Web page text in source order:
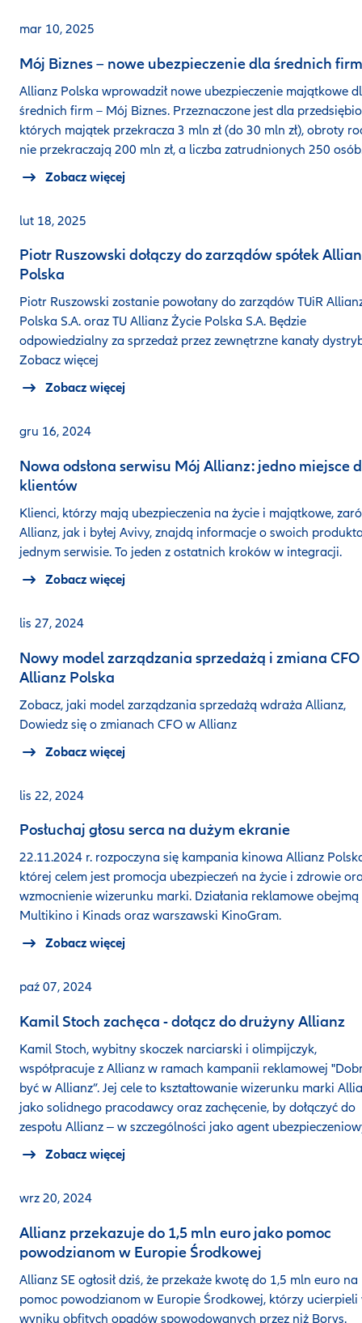
mar 10, 2025
Mój Biznes – nowe ubezpieczenie dla średnich firm
Allianz Polska wprowadził nowe ubezpieczenie majątkowe
średnich firm – Mój Biznes. Przeznaczone jest dla
których majątek przekracza 3 mln zł (do 30 mln zł), obroty
nie przekraczają 200 mln zł, a liczba zatrudnionych 250
Zobacz więcej
lut 18, 2025
Piotr Ruszowski dołączy do zarządów spółek
Polska
Piotr Ruszowski zostanie powołany do zarządów TUiR
Polska S.A. oraz TU Allianz Życie Polska S.A. Będzie
odpowiedzialny za sprzedaż przez zewnętrzne kanały
Zobacz więcej
Zobacz więcej
gru 16, 2024
Nowa odsłona serwisu Mój Allianz: jedno miejsce
klientów
Klienci, którzy mają ubezpieczenia na życie i majątkowe,
Allianz, jak i byłej Avivy, znajdą informacje o swoich
jednym serwisie. To jeden z ostatnich kroków w integracji.
Zobacz więcej
lis 27, 2024
Nowy model zarządzania sprzedażą i zmiana
Allianz Polska
Zobacz, jaki model zarządzania sprzedażą wdraża Allianz,
Dowiedz się o zmianach CFO w Allianz
Zobacz więcej
lis 22, 2024
Posłuchaj głosu serca na dużym ekranie
22.11.2024 r. rozpoczyna się kampania kinowa Allianz
której celem jest promocja ubezpieczeń na życie i zdrowie
wzmocnienie wizerunku marki. Działania reklamowe obejmą
Multikino i Kinads oraz warszawski KinoGram.
Zobacz więcej
paź 07, 2024
Kamil Stoch zachęca - dołącz do drużyny Allianz
Kamil Stoch, wybitny skoczek narciarski i olimpijczyk,
współpracuje z Allianz w ramach kampanii reklamowej
być w Allianz”. Jej cele to kształtowanie wizerunku marki
jako solidnego pracodawcy oraz zachęcenie, by dołączyć do
zespołu Allianz ‒ w szczególności jako agent
Zobacz więcej
wrz 20, 2024
Allianz przekazuje do 1,5 mln euro jako pomoc
powodzianom w Europie Środkowej
Allianz SE ogłosił dziś, że przekaże kwotę do 1,5 mln euro na
pomoc powodzianom w Europie Środkowej, którzy ucierpieli
wyniku obfitych opadów spowodowanych przez niż Borys.